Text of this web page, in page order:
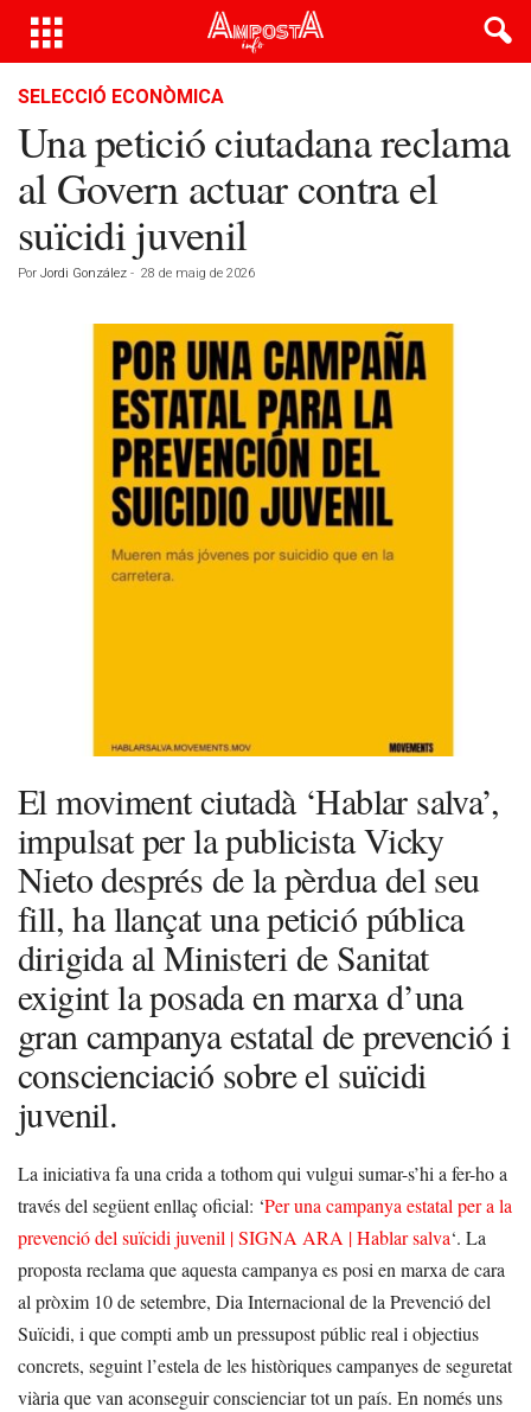
SELECCIÓ ECONÒMICA
Una petició ciutadana reclama
al Govern actuar contra el
suïcidi juvenil
Por Jordi González - 28 de maig de 2026
El moviment ciutadà ‘Hablar salva’,
impulsat per la publicista Vicky
Nieto després de la pèrdua del seu
fill, ha llançat una petició pública
dirigida al Ministeri de Sanitat
exigint la posada en marxa d’una
gran campanya estatal de prevenció i
conscienciació sobre el suïcidi
juvenil.
La iniciativa fa una crida a tothom qui vulgui sumar-s’hi a fer-ho a
través del següent enllaç oficial: ‘Per una campanya estatal per a la
prevenció del suïcidi juvenil | SIGNA ARA | Hablar salva‘. La
proposta reclama que aquesta campanya es posi en marxa de cara
al pròxim 10 de setembre, Dia Internacional de la Prevenció del
Suïcidi, i que compti amb un pressupost públic real i objectius
concrets, seguint l’estela de les històriques campanyes de seguretat
viària que van aconseguir conscienciar tot un país. En només uns